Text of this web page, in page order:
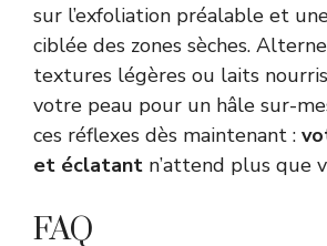
sur l’exfoliation préalable et
ciblée des zones sèches.
textures légères ou laits
votre peau pour un hâle sur-
ces réflexes dès maintenant :
et éclatant n’attend plus que
FAQ